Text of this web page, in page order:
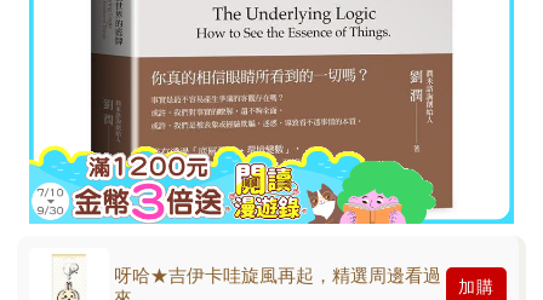
呀哈★吉伊卡哇旋風再起，精選周邊看過
加購